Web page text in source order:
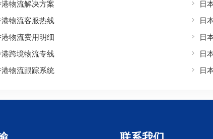
物流解决方案
日
物流客服热线
日
物流费用明细
日
跨境物流专线
日
物流跟踪系统
日